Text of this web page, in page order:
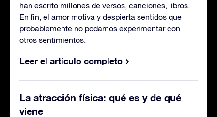
han escrito millones de versos, canciones, libros.
En fin, el amor motiva y despierta sentidos que
probablemente no podamos experimentar con
otros sentimientos.
Leer el artículo completo
La atracción física: qué es y de qué
viene